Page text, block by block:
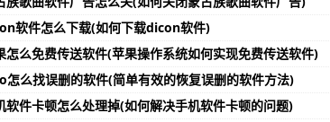
)
软件怎么下载(如何下载dicon软件)
怎么免费传送软件(苹果操作系统如何实现免费传送软件)
怎么找误删的软件(简单有效的恢复误删的软件方法)
软件卡顿怎么处理掉(如何解决手机软件卡顿的问题)